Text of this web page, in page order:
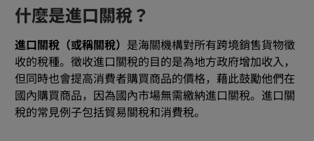
什麼是進口關稅？
進口關稅（或稱關稅） 是海關機構對所有跨境銷售貨物徵
收的稅種。徵收進口關稅的目的是為地方政府增加收入，
但同時也會提高消費者購買商品的價格，藉此鼓勵他們在
國內購買商品，因為國內市場無需繳納進口關稅。進口關
稅的常見例子包括貿易關稅和消費稅。